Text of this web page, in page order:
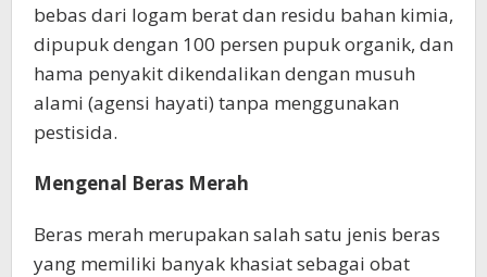
bebas dari logam berat dan residu bahan kimia,
dipupuk dengan 100 persen pupuk organik, dan
hama penyakit dikendalikan dengan musuh
alami (agensi hayati) tanpa menggunakan
pestisida.
Mengenal Beras Merah
Beras merah merupakan salah satu jenis beras
yang memiliki banyak khasiat sebagai obat